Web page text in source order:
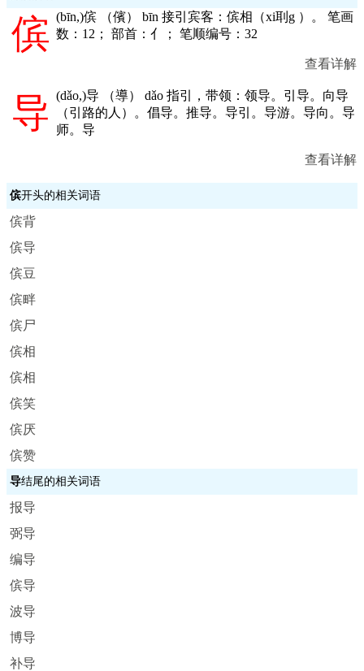
傧 (bīn,)傧 （儐） bīn 接引宾客：傧相（xi刵g ）。 笔画
数：12； 部首：亻； 笔顺编号：32
查看详解
导 (dǎo,)导 （導） dǎo 指引，带领：领导。引导。向导
（引路的人）。倡导。推导。导引。导游。导向。导
师。导
查看详解
傧开头的相关词语
傧背
傧导
傧豆
傧畔
傧尸
傧相
傧相
傧笑
傧厌
傧赞
导结尾的相关词语
报导
弼导
编导
傧导
波导
博导
补导